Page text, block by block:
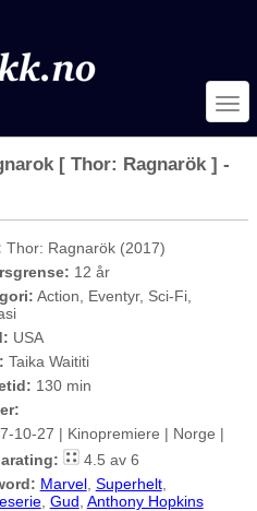
[ Thor: Ragnarök ] -
Thor: Ragnarök (2017)
12 år
Action, Eventyr, Sci-Fi,
USA
Taika Waititi
130 min
10-27 | Kinopremiere | Norge |
4.5 av 6
Marvel, Superhelt,
, Gud Anthony Hopkins